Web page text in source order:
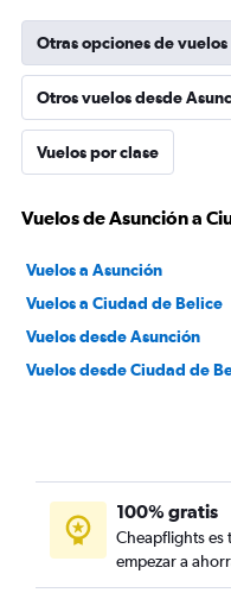
Otras opciones de vuelos
Otros vuelos desde
Vuelos por clase
Vuelos de Asunción a
Vuelos a Asunción
Vuelos a Ciudad de Belice
Vuelos desde Asunción
Vuelos desde Ciudad de
100% gratis
Cheapflights es
empezar a